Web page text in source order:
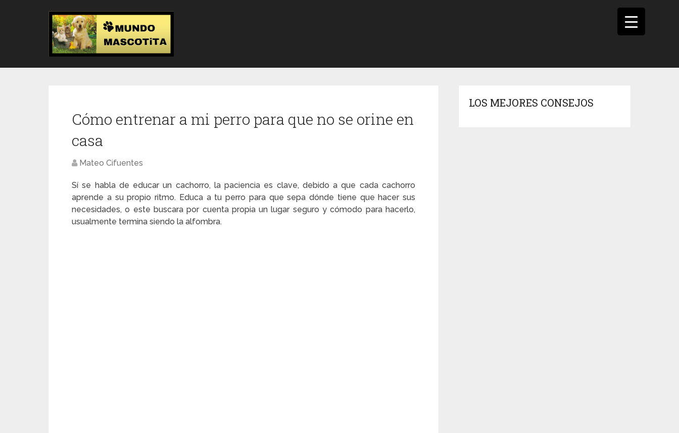
Cómo entrenar a mi perro para que no se orine en
casa
Mateo Cifuentes
Sí se habla de educar un cachorro, la paciencia es clave, debido a que cada cachorro
aprende a su propio ritmo. Educa a tu perro para que sepa dónde tiene que hacer sus
necesidades, o este buscara por cuenta propia un lugar seguro y cómodo para hacerlo,
usualmente termina siendo la alfombra.
LOS MEJORES CONSEJOS